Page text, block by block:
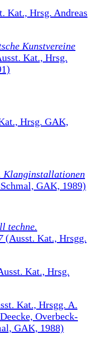
Kat., Hrsg. Andreas
Kunstvereine
Kat., Hrsg.
Hrsg. GAK,
Klanginstallationen
GAK, 1989)
techne.
(Ausst. Kat., Hrsgg.
Kat., Hrsg.
Kat., Hrsgg. A.
Overbeck-
GAK, 1988)